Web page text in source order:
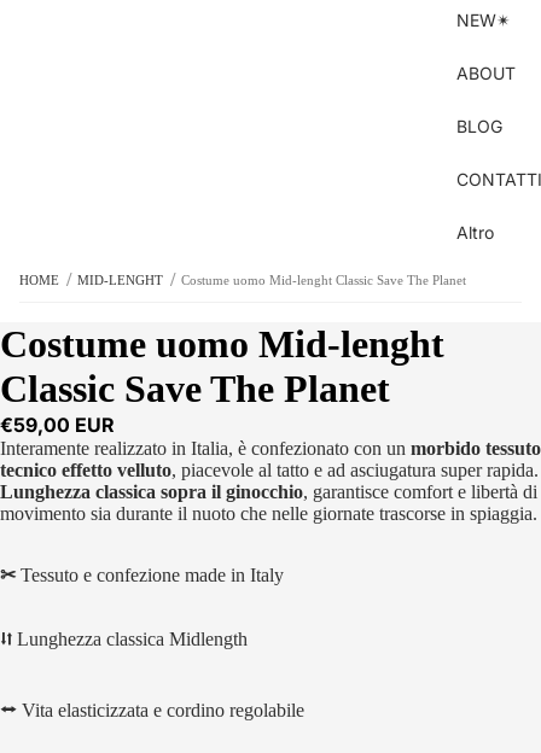
NEW✴︎
ABOUT
BLOG
CONTATTI
Altro
HOME / MID-LENGHT / Costume uomo Mid-lenght Classic Save The Planet
Costume uomo Mid-lenght
Classic Save The Planet
€59,00 EUR
Interamente realizzato in Italia, è confezionato con un morbido tessuto
tecnico effetto velluto, piacevole al tatto e ad asciugatura super rapida.
Lunghezza classica sopra il ginocchio, garantisce comfort e libertà di
movimento sia durante il nuoto che nelle giornate trascorse in spiaggia.
✂ Tessuto e confezione made in Italy
⮃ Lunghezza classica Midlength
⭤ Vita elasticizzata e cordino regolabile